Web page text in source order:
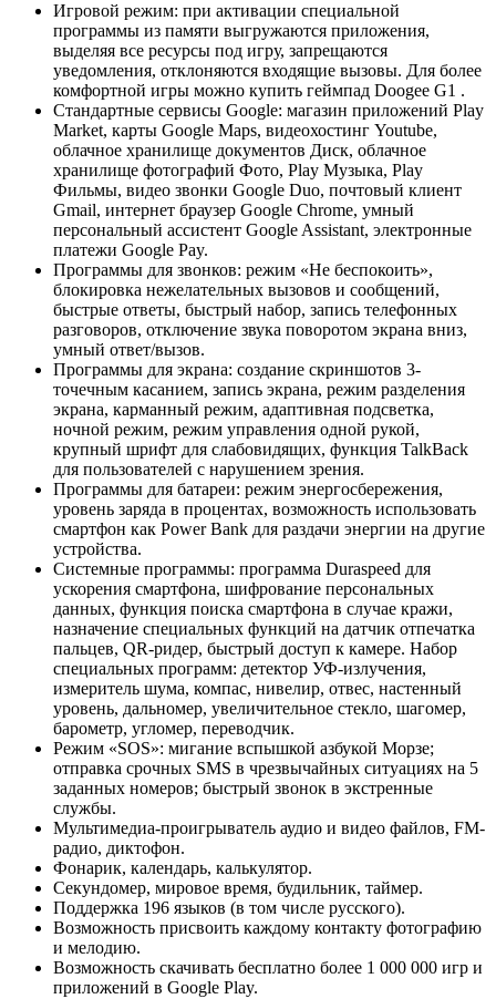
Игровой режим: при активации специальной
программы из памяти выгружаются приложения,
выделяя все ресурсы под игру, запрещаются
уведомления, отклоняются входящие вызовы. Для более
комфортной игры можно купить геймпад Doogee G1 .
Стандартные сервисы Google: магазин приложений Play
Market, карты Google Maps, видеохостинг Youtube,
облачное хранилище документов Диск, облачное
хранилище фотографий Фото, Play Музыка, Play
Фильмы, видео звонки Google Duo, почтовый клиент
Gmail, интернет браузер Google Chrome, умный
персональный ассистент Google Assistant, электронные
платежи Google Pay.
Программы для звонков: режим «Не беспокоить»,
блокировка нежелательных вызовов и сообщений,
быстрые ответы, быстрый набор, запись телефонных
разговоров, отключение звука поворотом экрана вниз,
умный ответ/вызов.
Программы для экрана: создание скриншотов 3-
точечным касанием, запись экрана, режим разделения
экрана, карманный режим, адаптивная подсветка,
ночной режим, режим управления одной рукой,
крупный шрифт для слабовидящих, функция TalkBack
для пользователей с нарушением зрения.
Программы для батареи: режим энергосбережения,
уровень заряда в процентах, возможность использовать
смартфон как Power Bank для раздачи энергии на другие
устройства.
Системные программы: программа Duraspeed для
ускорения смартфона, шифрование персональных
данных, функция поиска смартфона в случае кражи,
назначение специальных функций на датчик отпечатка
пальцев, QR-ридер, быстрый доступ к камере. Набор
специальных программ: детектор УФ-излучения,
измеритель шума, компас, нивелир, отвес, настенный
уровень, дальномер, увеличительное стекло, шагомер,
барометр, угломер, переводчик.
Режим «SOS»: мигание вспышкой азбукой Морзе;
отправка срочных SMS в чрезвычайных ситуациях на 5
заданных номеров; быстрый звонок в экстренные
службы.
Мультимедиа-проигрыватель аудио и видео файлов, FM-
радио, диктофон.
Фонарик, календарь, калькулятор.
Секундомер, мировое время, будильник, таймер.
Поддержка 196 языков (в том числе русского).
Возможность присвоить каждому контакту фотографию
и мелодию.
Возможность скачивать бесплатно более 1 000 000 игр и
приложений в Google Play.